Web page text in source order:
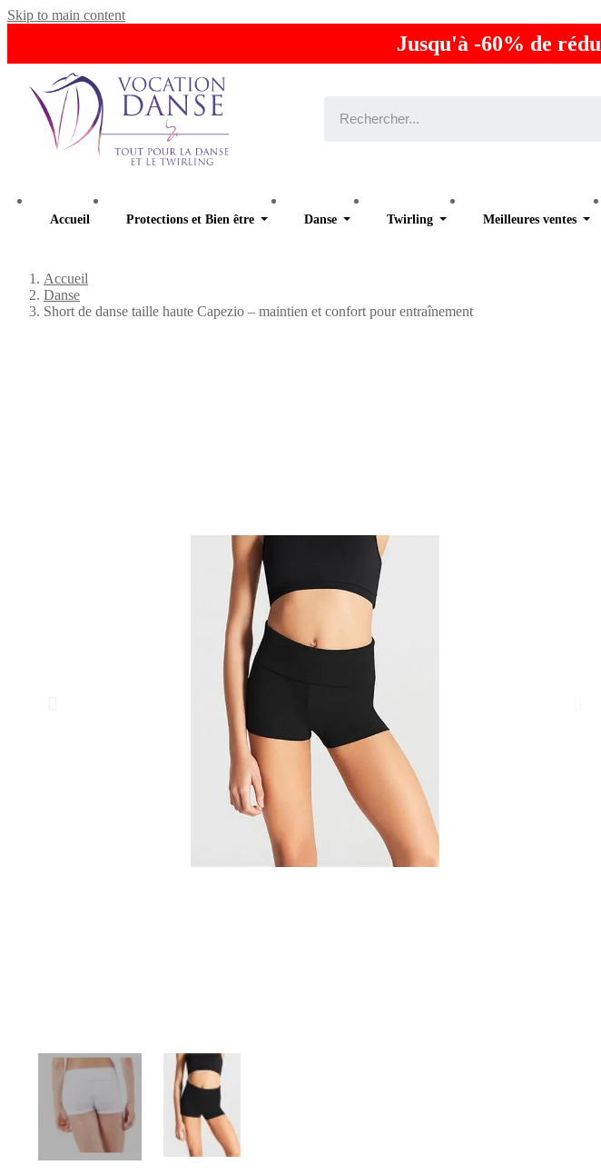
Skip to main content
Jusqu'à -60% de
Accueil Protections et Bien être Danse Twirling Meilleures ventes
Accueil
Danse
Short de danse taille haute Capezio – maintien et confort pour entraînement